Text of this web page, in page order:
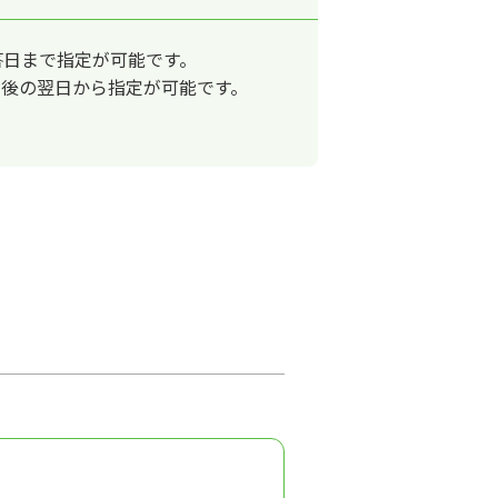
まで指定が可能です。
翌日から指定が可能です。